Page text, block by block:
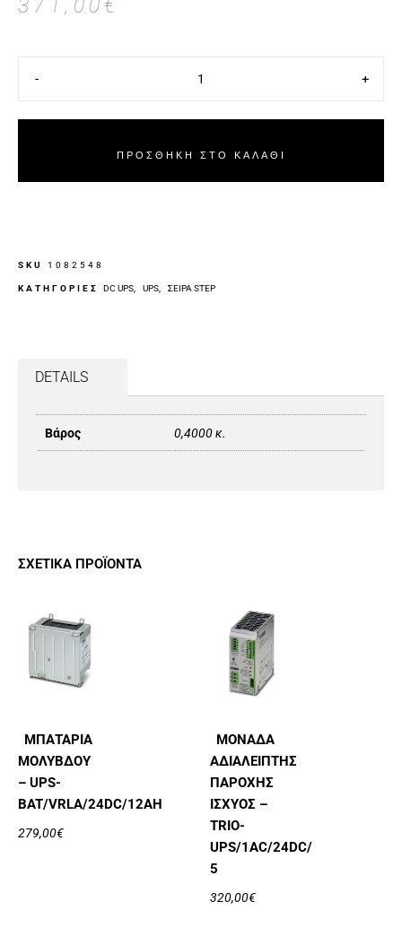
371,00 €
- +
ΠΡΟΣΘΉΚΗ ΣΤΟ ΚΑΛΆΘΙ
SKU 1082548
ΚΑΤΗΓΟΡΙΕΣ DC UPS UPS ΣΕΙΡΆ STEP
DETAILS
Βάρος 0,4000 κ.
ΣΧΕΤΙΚΆ ΠΡΟΪΌΝΤΑ
ΜΠΑΤΑΡΊΑ
ΜΟΛΎΒΔΟΥ
– UPS-
BAT/VRLA/24DC/12AH
279,00€
ΜΟΝΆΔΑ
ΑΔΙΆΛΕΙΠΤΗΣ
ΠΑΡΟΧΉΣ
ΙΣΧΎΟΣ –
TRIO-
UPS/1AC/24DC/
5
320,00€